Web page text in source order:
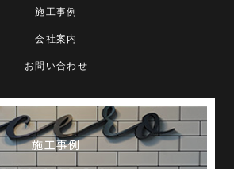
施工事例
会社案内
お問い合わせ
施工事例